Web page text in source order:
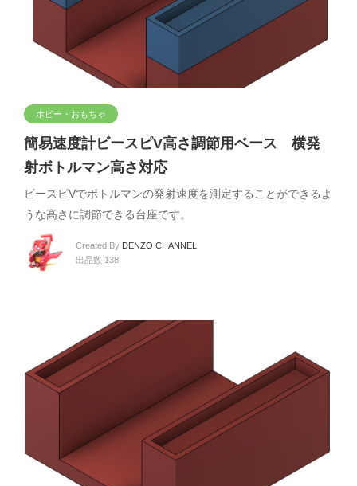
ホビー・おもちゃ
簡易速度計ビースピV高さ調節用ベース 横発
射ボトルマン高さ対応
ビースピVでボトルマンの発射速度を測定することができるよ
うな高さに調節できる台座です。
Created By DENZO CHANNEL
出品数 138